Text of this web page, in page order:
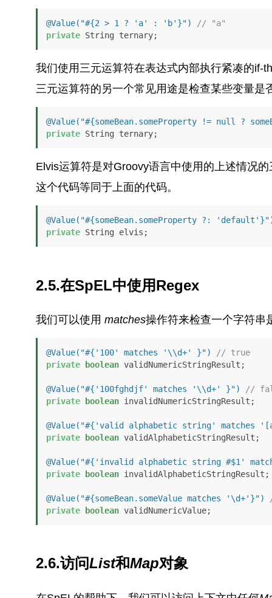
@Value("#{2 > 1 ? 'a' : 'b'}")
// "a"
private String ternary;
我们使用三元运算符在表达式内部执行紧凑的if-
三元运算符的另一个常见用途是检查某些变量是
@Value("#{someBean.someProperty != null ?
private String ternary;
Elvis运算符是对Groovy语言中使用的上述情况
这个代码等同于上面的代码。
@Value("#{someBean.someProperty ?:
private String elvis;
2.5.在SpEL中使用Regex
我们可以使用 matches操作符来检查一个字符串
@Value("#{'100' matches '\\d+' }")
// true
private
boolean validNumericStringResult;
@Value("#{'100fghdjf' matches '\\d+' }")
//
private
boolean invalidNumericStringResult;
@Value("#{'valid alphabetic string' matches
private
boolean validAlphabeticStringResult;
@Value("#{'invalid alphabetic string #$1'
private
boolean invalidAlphabeticStringResult;
@Value("#{someBean.someValue matches '\d+'}")
private
boolean validNumericValue;
2.6.访问List和Map对象